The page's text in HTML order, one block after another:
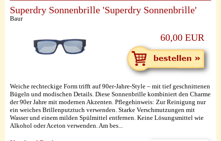
Superdry Sonnenbrille 'Superdry Sonnenbrille'
Baur
60,00 EUR
Weiche rechteckige Form trifft auf 90er-Jahre-Style – mit tief geschnittenen
Bügeln und modischen Details. Diese Sonnenbrille kombiniert den Charme
der 90er Jahre mit modernen Akzenten. Pflegehinweis: Zur Reinigung nur
ein weiches Brillenputztuch verwenden. Starke Verschmutzungen mit
Wasser und einem milden Spülmittel entfernen. Keine Lösungsmittel wie
Alkohol oder Aceton verwenden. Am bes...